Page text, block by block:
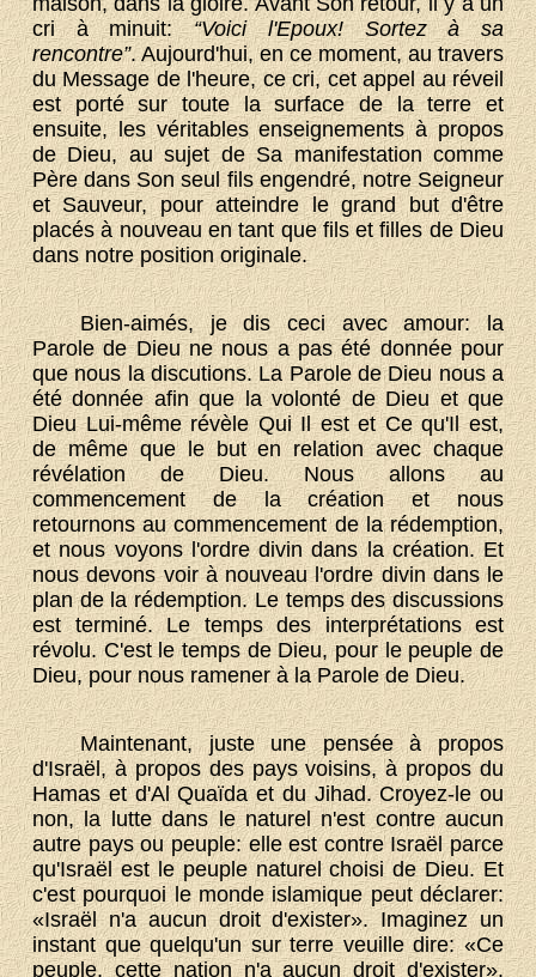
cri à minuit:“Voici l'Epoux! Sortez à sa
rencontre”. Aujourd'hui, en ce moment, au travers
du Message de l'heure, ce cri, cet appel au réveil
est porté sur toute la surface de la terre et
ensuite, les véritables enseignements à propos
de Dieu, au sujet de Sa manifestation comme
Père dans Son seul fils engendré, notre Seigneur
et Sauveur, pour atteindre le grand but d'être
placés à nouveau en tant que fils et filles de Dieu
dans notre position originale.
Bien-aimés, je dis ceci avec amour: la
Parole de Dieu ne nous a pas été donnée pour
que nous la discutions. La Parole de Dieu nous a
été donnée afin que la volonté de Dieu et que
Dieu Lui-même révèle Qui Il est et Ce qu'Il est,
de même que le but en relation avec chaque
révélation de Dieu. Nous allons au
commencement de la création et nous
retournons au commencement de la rédemption,
et nous voyons l'ordre divin dans la création. Et
nous devons voir à nouveau l'ordre divin dans le
plan de la rédemption. Le temps des discussions
est terminé. Le temps des interprétations est
révolu. C'est le temps de Dieu, pour le peuple de
Dieu, pour nous ramener à la Parole de Dieu.
Maintenant, juste une pensée à propos
d'Israël, à propos des pays voisins, à propos du
Hamas et d'Al Quaïda et du Jihad. Croyez-le ou
non, la lutte dans le naturel n'est contre aucun
autre pays ou peuple: elle est contre Israël parce
qu'Israël est le peuple naturel choisi de Dieu. Et
c'est pourquoi le monde islamique peut déclarer:
«Israël n'a aucun droit d'exister». Imaginez un
instant que quelqu'un sur terre veuille dire: «Ce
peuple, cette nation n'a aucun droit d'exister».